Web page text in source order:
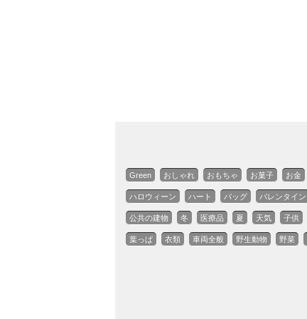
Green おしゃれ おもちゃ お菓子 お金
ハロウィーン ハート バッグ バレンタイン
公共の建物 冬 医療品 夏 天気 子供
葉っぱ 衣類 車両全般 野生動物 野菜